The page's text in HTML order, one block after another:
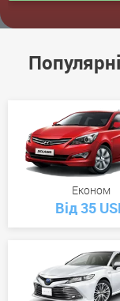
Економ
Від 35